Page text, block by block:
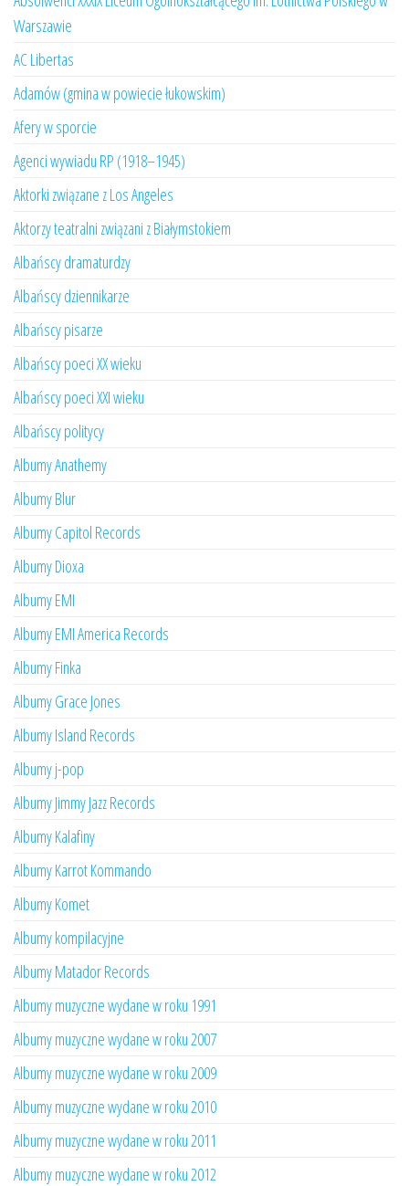
Warszawie
AC Libertas
Adamów (gmina w powiecie łukowskim)
Afery w sporcie
Agenci wywiadu RP (1918–1945)
Aktorki związane z Los Angeles
Aktorzy teatralni związani z Białymstokiem
Albańscy dramaturdzy
Albańscy dziennikarze
Albańscy pisarze
Albańscy poeci XX wieku
Albańscy poeci XXI wieku
Albańscy politycy
Albumy Anathemy
Albumy Blur
Albumy Capitol Records
Albumy Dioxa
Albumy EMI
Albumy EMI America Records
Albumy Finka
Albumy Grace Jones
Albumy Island Records
Albumy j-pop
Albumy Jimmy Jazz Records
Albumy Kalafiny
Albumy Karrot Kommando
Albumy Komet
Albumy kompilacyjne
Albumy Matador Records
Albumy muzyczne wydane w roku 1991
Albumy muzyczne wydane w roku 2007
Albumy muzyczne wydane w roku 2009
Albumy muzyczne wydane w roku 2010
Albumy muzyczne wydane w roku 2011
Albumy muzyczne wydane w roku 2012